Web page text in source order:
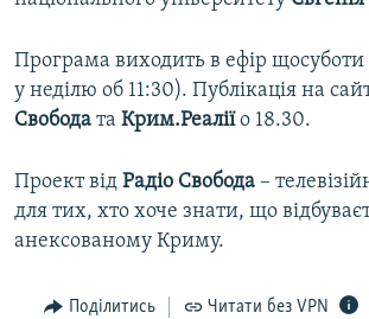
Програма виходить в ефір щосуботи
у неділю об 11:30). Публікація на
Свобода та Крим.Реаліїо 18.30.
Проект від Радіо Свобода –
для тих, хто хоче знати, що
анексованому Криму.
Поділитись Читати без VPN